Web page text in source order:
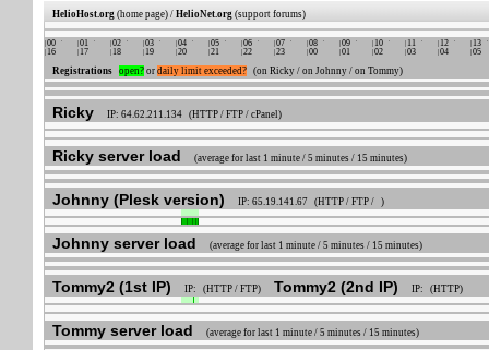
HelioHost.org (home page) / HelioNet.org (support forums)
Registrations open? or daily limit exceeded? (on Ricky / on Johnny / on Tommy)
Ricky IP: 64.62.211.134 (HTTP / FTP / cPanel)
Ricky server load (average for last 1 minute / 5 minutes / 15 minutes)
Johnny (Plesk version) IP: 65.19.141.67 (HTTP / FTP / )
Johnny server load (average for last 1 minute / 5 minutes / 15 minutes)
Tommy2 (1st IP) IP: (HTTP / FTP) Tommy2 (2nd IP) IP: (HTTP)
Tommy server load (average for last 1 minute / 5 minutes / 15 minutes)
00 01 02 03 04 05 06 07 08 09 10 11 12
13
16
17 18 19 20 21 22 23 00 01 02 03 04 05